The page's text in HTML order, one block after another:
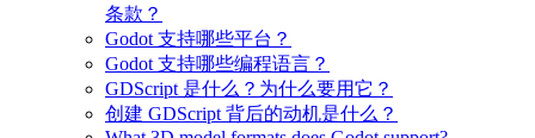
条款？
Godot 支持哪些平台？
Godot 支持哪些编程语言？
GDScript 是什么？为什么要用它？
创建 GDScript 背后的动机是什么？